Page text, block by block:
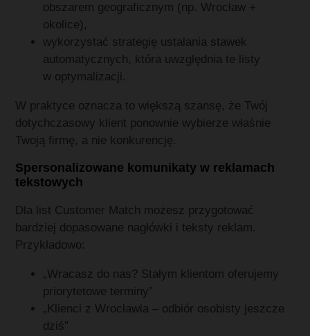
obszarem geograficznym (np. Wrocław +
okolice),
wykorzystać strategię ustalania stawek
automatycznych, która uwzględnia te listy
w optymalizacji.
W praktyce oznacza to większą szansę, że Twój
dotychczasowy klient ponownie wybierze właśnie
Twoją firmę, a nie konkurencję.
Spersonalizowane komunikaty w reklamach
tekstowych
Dla list Customer Match możesz przygotować
bardziej dopasowane nagłówki i teksty reklam.
Przykładowo:
„Wracasz do nas? Stałym klientom oferujemy
priorytetowe terminy”
„Klienci z Wrocławia – odbiór osobisty jeszcze
dziś”